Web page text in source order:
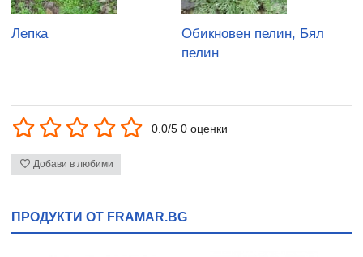
Лепка
Обикновен пелин, Бял
пелин
0.0/5 0 оценки
Добави в любими
ПРОДУКТИ ОТ FRAMAR.BG